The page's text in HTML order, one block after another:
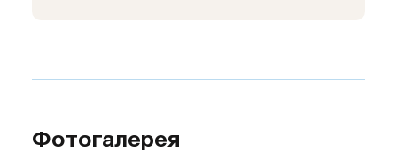
Фотогалерея